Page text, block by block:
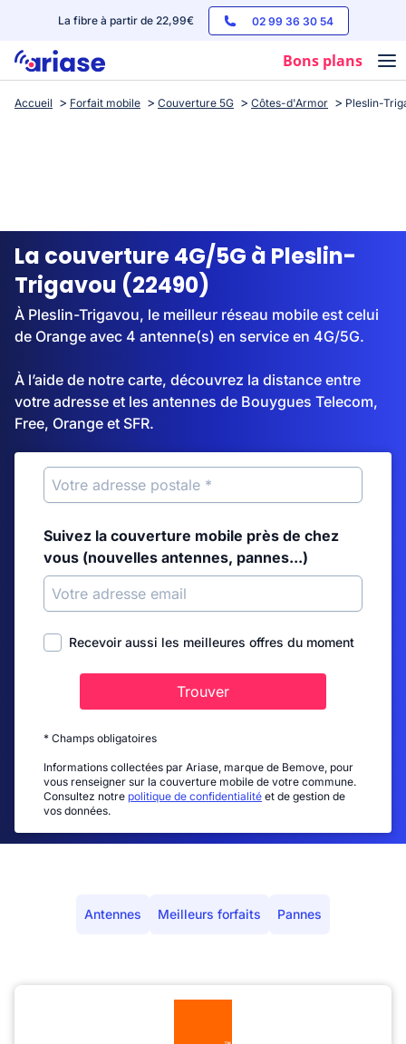
La fibre à partir de 22,99€ 02 99 36 30 54
Bons plans
Box internet
Streaming
Accueil Forfait mobile Couverture 5G Côtes-d'Armor Pleslin-
La couverture 4G/5G à Pleslin-
Trigavou (22490)
À Pleslin-Trigavou, le meilleur réseau mobile est celui
de Orange avec 4 antenne(s) en service en 4G/5G.
À l’aide de notre carte, découvrez la distance entre
votre adresse et les antennes de Bouygues Telecom,
Free, Orange et SFR.
Suivez la couverture mobile près de chez
vous (nouvelles antennes, pannes...)
Recevoir aussi les meilleures offres du moment
Trouver
* Champs obligatoires
Informations collectées par Ariase, marque de Bemove, pour
vous renseigner sur la couverture mobile de votre commune.
Consultez notre politique de confidentialité et de gestion de
vos données.
Antennes Meilleurs forfaits Pannes